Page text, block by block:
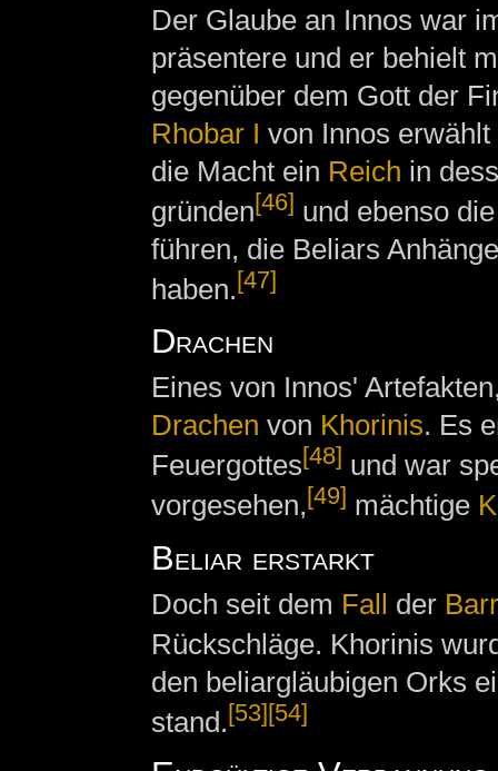
Der Glaube an Innos war
präsentere und er behielt
gegenüber dem Gott der
Rhobar I von Innos
die Macht ein Reich in
gründen[46] und ebenso
führen, die Beliars
haben.[47]
Drachen
Eines von Innos'
Drachen von Khorinis. Es
Feuergottes[48] und war
vorgesehen,[49] mächtige
Beliar erstarkt
Doch seit dem Fall der
Rückschläge. Khorinis
den beliargläubigen Orks
stand.[53][54]